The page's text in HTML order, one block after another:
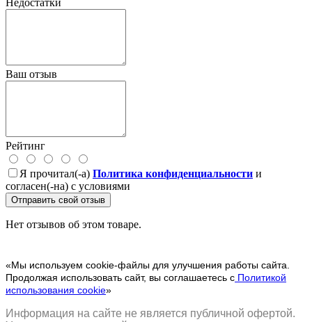
Ваш отзыв
Рейтинг
Я прочитал(-а) Политика конфиденциальности и
согласен(-на) с условиями
Отправить свой отзыв
Нет отзывов об этом товаре.
«Мы используем cookie-файлы для улучшения работы сайта.
Продолжая использовать сайт, вы соглашаетесь с Политикой
использования cookie»
Информация на сайте не является публичной офертой.